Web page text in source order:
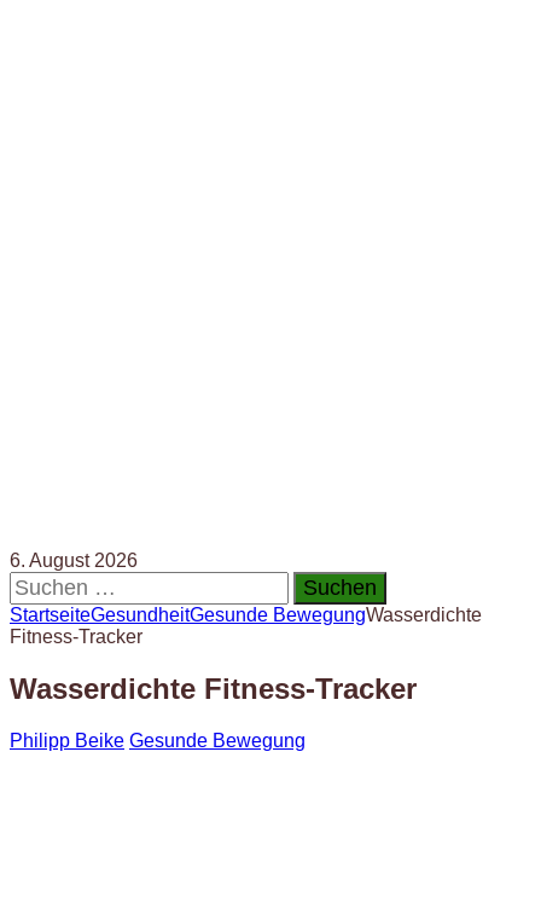
6. August 2026
Suchen
nach:
StartseiteGesundheitGesunde BewegungWasserdichte
Fitness-Tracker
Wasserdichte Fitness-Tracker
Philipp Beike Gesunde Bewegung